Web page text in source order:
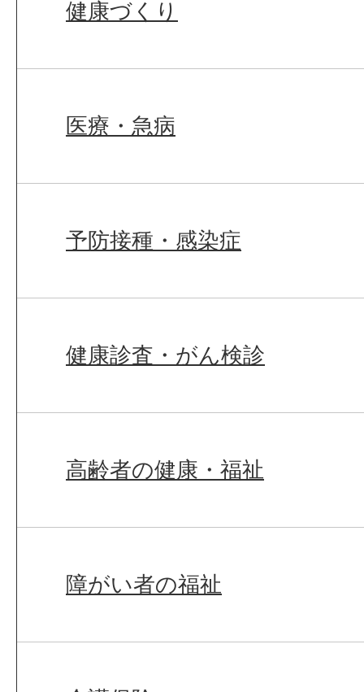
健康づくり
医療・急病
予防接種・感染症
健康診査・がん検診
高齢者の健康・福祉
障がい者の福祉